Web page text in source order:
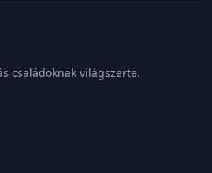
családoknak világszerte.